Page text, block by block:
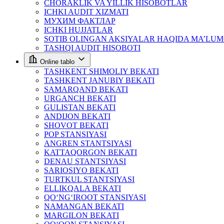
CHORAKLIK VA YILLIK HISOBOTLAR
ICHKI AUDIT XIZMATI
МУХИМ ФАКТЛАР
ICHKI HUJJATLAR
SOTIB OLINGAN AKSIYALAR HAQIDA
TASHQI AUDIT HISOBOTI
Online tablo
TASHKENT SHIMOLIY BEKATI
TASHKENT JANUBIY BEKATI
SAMARQAND BEKATI
URGANCH BEKATI
GULISTAN BEKATI
ANDIJON BEKATI
SHOVOT BEKATI
POP STANSIYASI
ANGREN STANTSIYASI
KATTAQORGON BEKATI
DENAU STANTSIYASI
SARIOSIYO BEKATI
TURTKUL STANTSIYASI
ELLIKQALA BEKATI
QO‘NG‘IROOT STANSIYASI
NAMANGAN BEKATI
MARGILON BEKATI